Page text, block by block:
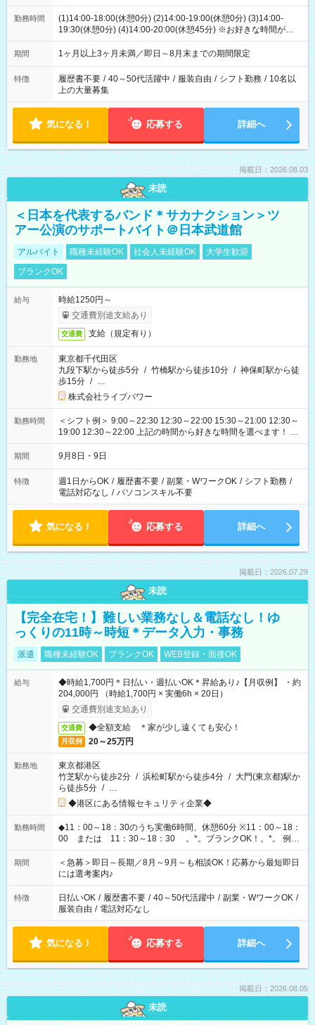
勤務時間
(1)14:00-18:00(休憩0分) (2)14:00-19:00(休憩0分) (3)14:00-
19:30(休憩0分) (4)14:00-20:00(休憩45分) ※お好きな時間が選べ
ます
期間 1ヶ月以上3ヶ月未満／即日～8月末までの期間限定
特徴 履歴書不要 / 40～50代活躍中 / 服装自由 / シフト勤務 / 10名以
上の大量募集
気になる！ 応募する 詳細へ
掲載日：2026.08.03
未読
＜日本を代表するバンド＊サカナクション＞ツ
アー公演のサポートバイト＠日本武道館
アルバイト 職種未経験OK 社会人未経験OK
大学生歓迎
ブランクOK
給与
時給1250円～
交通費別途支給あり
交通費 支給（規定有り）
勤務地
東京都千代田区
九段下駅から徒歩5分 / 竹橋駅から徒歩10分 / 神保町駅から徒
歩15分 / …
株式会社ライブパワー
勤務時間
＜シフト例＞ 9:00～22:30 12:30～22:00 15:30～21:00 12:30～
19:00 12:30～22:00 上記の時間から好きな時間を選べます！ ※
時間は変更となる可能性があります
期間 9月8日・9日
特徴 週1日からOK / 履歴書不要 / 副業・WワークOK / シフト勤務 /
電話対応なし / パソコンスキル不要
気になる！ 応募する 詳細へ
掲載日：2026.07.29
未読
【完全在宅！】難しい業務なし＆電話なし！ゆ
っくりの11時～時短＊データ入力・事務
派遣 職種未経験OK ブランクOK WEB登録・面接OK
給与
◆時給1,700円＊日払い・週払いOK＊昇給あり♪【月収例】 ・約
204,000円 （時給1,700円 × 実働6h × 20日）
交通費別途支給あり
交通費 ◆全額支給 ＊家が少し遠くても安心！
月収例 20～25万円
勤務地
東京都港区
竹芝駅から徒歩2分 / 浜松町駅から徒歩4分 / 大門(東京都)駅か
ら徒歩5分 / …
◆港区にある情報セキュリティ企業◆
勤務時間
◆11：00～18：30のうち実働6時間、休憩60分 ※11：00～18：
00 または 11：30～18：30 。*。ブランクOK！。*。 例え
ば前職が、 在宅/財団法人/事務/コールセンター/受付/販売/カフェ
スタッフ スイーツ販売/ホテルフロント/化粧品販売/など 様々な
業界から入社して活躍されています♪
期間
＜急募＞即日～長期／8月～9月～も相談OK！応募から最短即日
には選考案内♪
特徴 日払いOK / 履歴書不要 / 40～50代活躍中 / 副業・WワークOK /
服装自由 / 電話対応なし
気になる！ 応募する 詳細へ
掲載日：2026.08.05
未読